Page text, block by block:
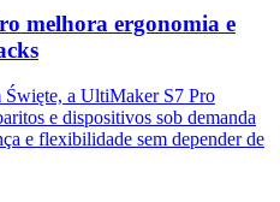
melhora ergonomia e
a UltiMaker S7 Pro
e dispositivos sob demanda
e flexibilidade sem depender de